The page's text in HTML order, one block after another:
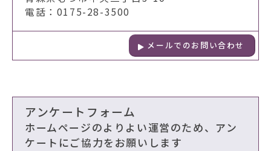
電話：0175-28-3500
メールでのお問い合わせ
アンケートフォーム
ホームページのよりよい運営のため、アン
ケートにご協力をお願いします